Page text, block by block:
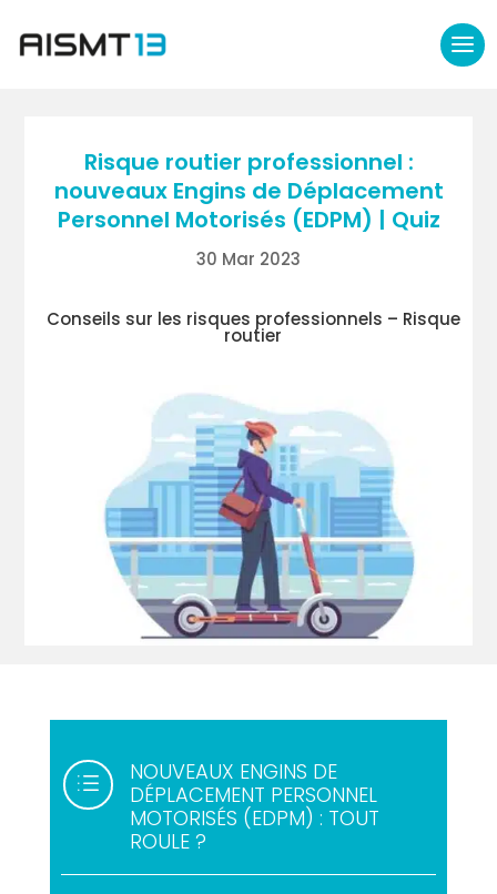
Risque routier professionnel :
nouveaux Engins de Déplacement
Personnel Motorisés (EDPM) | Quiz
30 Mar 2023
Conseils sur les risques professionnels – Risque
routier
d
NOUVEAUX ENGINS DE
DÉPLACEMENT PERSONNEL
MOTORISÉS (EDPM) : TOUT
ROULE ?